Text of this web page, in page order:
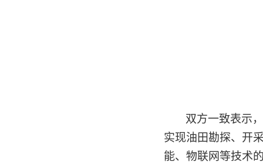
双方一致表示
实现油田勘探、开
能、物联网等技术